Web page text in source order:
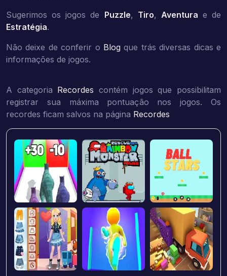
Sugerimos os jogos de Puzzle, Tiro, Aventura e de
Estratégia.
Não deixe de conferir o Blog que trás diversas dicas e
informações de jogos.
A categoria Recordes contém jogos que possibilitam
registrar sua máxima pontuação nos jogos. Os
recordes ficam salvos na página Recordes